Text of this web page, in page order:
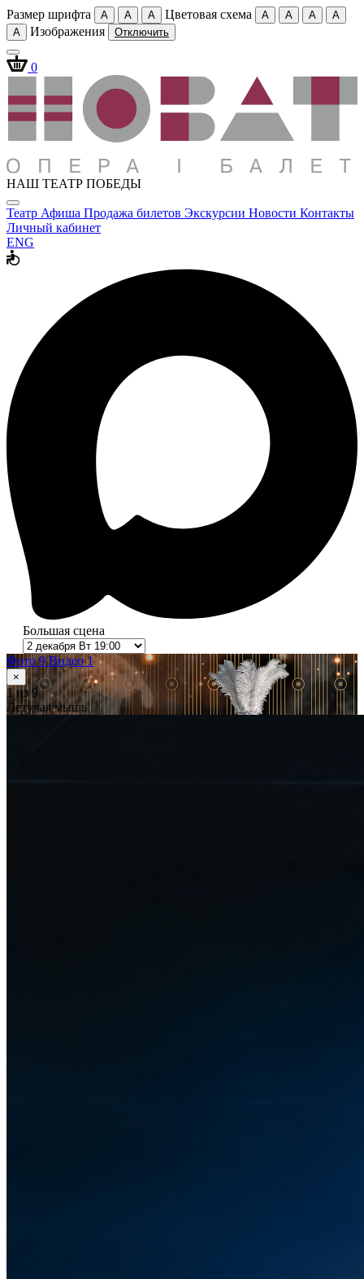
Размер шрифта A A A Цветовая схема A A A
A
A
Изображения Отключить
0
НАШ ТЕАТР ПОБЕДЫ
Театр Афиша Продажа билетов Экскурсии Новости Контакты
Личный кабинет
ENG
Большая сцена
Фото 9Видео 1
×
1из 9
Летучая мышь